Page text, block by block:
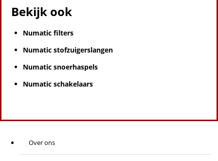
Bekijk ook
Numatic filters
Numatic stofzuigerslangen
Numatic snoerhaspels
Numatic schakelaars
Over ons